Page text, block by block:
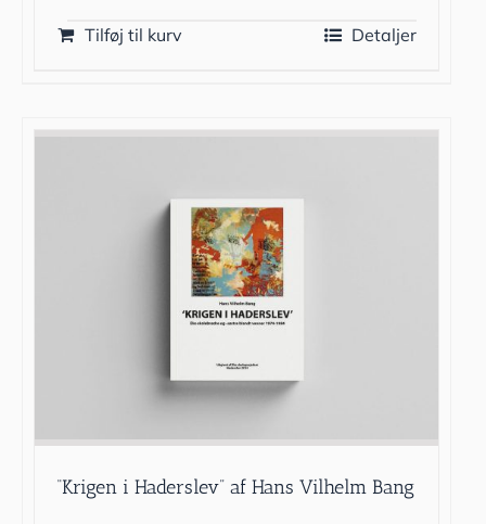
Tilføj til kurv Detaljer
“Krigen i Haderslev” af Hans Vilhelm Bang